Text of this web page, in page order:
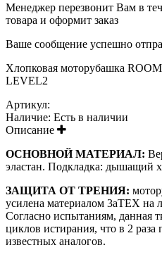
Менеджер перезвонит Вам в
товара и оформит заказ
Ваше сообщение успешно
Хлопковая моторубашка
LEVEL2
Артикул:
Наличие: Есть в наличии
Описание
ОСНОВНОЙ МАТЕРИАЛ:
эластан. Подкладка: дышащий
ЗАЩИТА ОТ ТРЕНИЯ:
усилена материалом 3аТЕХ на
Согласно испытаниям, данная
циклов истирания, что в 2 раза
известных аналогов.